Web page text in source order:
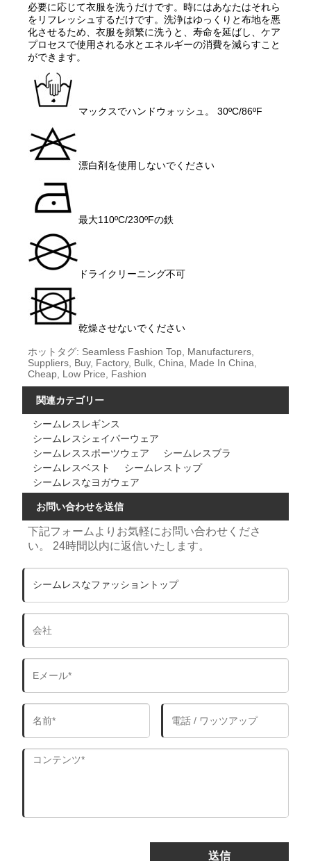
必要に応じて衣服を洗うだけです。時にはあなたはそれら
をリフレッシュするだけです。洗浄はゆっくりと布地を悪
化させるため、衣服を頻繁に洗うと、寿命を延ばし、ケア
プロセスで使用される水とエネルギーの消費を減らすこと
ができます。
マックスでハンドウォッシュ。 30ºC/86ºF
漂白剤を使用しないでください
最大110ºC/230ºFの鉄
ドライクリーニング不可
乾燥させないでください
ホットタグ: Seamless Fashion Top, Manufacturers,
Suppliers, Buy, Factory, Bulk, China, Made In China,
Cheap, Low Price, Fashion
関連カテゴリー
シームレスレギンス
シームレスシェイパーウェア
シームレススポーツウェア
シームレスブラ
シームレスベスト
シームレストップ
シームレスなヨガウェア
お問い合わせを送信
下記フォームよりお気軽にお問い合わせくださ
い。 24時間以内に返信いたします。
送信